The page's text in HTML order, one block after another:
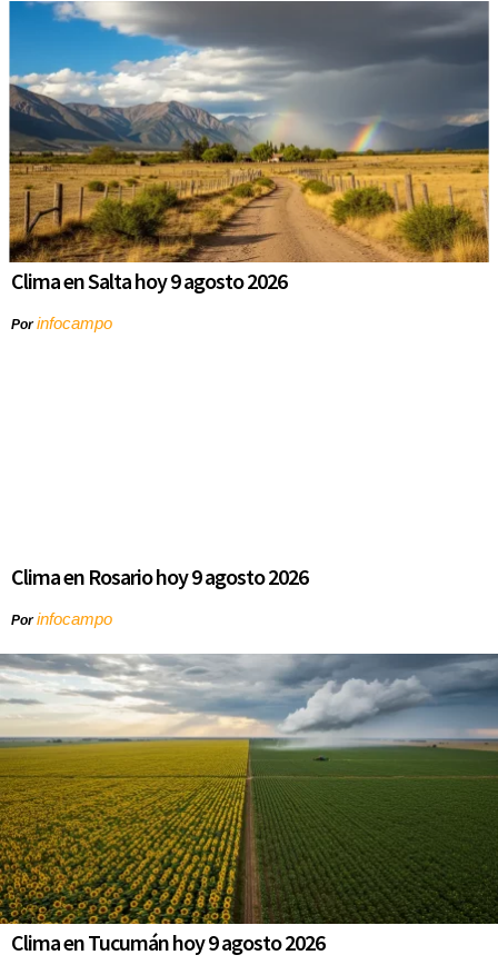
Clima en Salta hoy 9 agosto 2026
Porinfocampo
Clima en Rosario hoy 9 agosto 2026
Porinfocampo
Clima en Tucumán hoy 9 agosto 2026